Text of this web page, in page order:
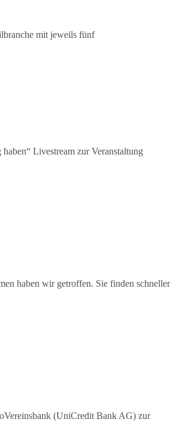
mit jeweils fünf
Livestream zur Veranstaltung
haben wir getroffen. Sie finden schneller
(UniCredit Bank AG) zur